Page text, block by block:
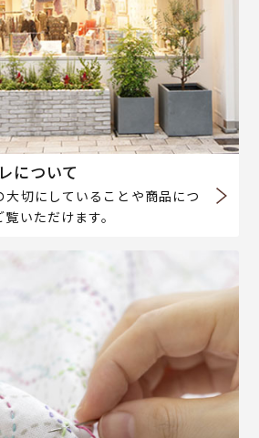
について
大切にしていることや商品につ
いただけます。